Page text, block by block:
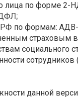
лица по форме 2-
по формам: АДВ-
социального
данной